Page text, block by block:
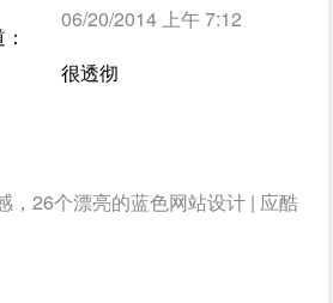
06/20/2014 上午 7:12
很透彻
，26个漂亮的蓝色网站设计 | 应酷